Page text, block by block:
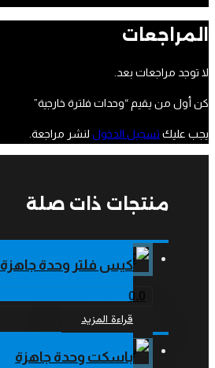
المراجعات
لا توجد مراجعات بعد.
كن أول من يقيم “وحدات فلترة خارجية”
يجب عليك تسجيل الدخول لنشر مراجعة.
منتجات ذات صلة
كيس فلتر وحدة جاهزة
0.0
قراءة المزيد
باسكت وحدة جاهزة